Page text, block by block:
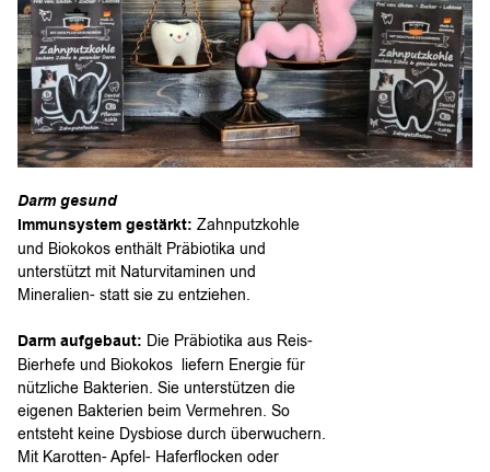
Darm gesund
Immunsystem gestärkt: Zahnputzkohle
und Biokokos enthält Präbiotika und
unterstützt mit Naturvitaminen und
Mineralien- statt sie zu entziehen.
Darm aufgebaut: Die Präbiotika aus Reis-
Bierhefe und Biokokos liefern Energie für
nützliche Bakterien. Sie unterstützen die
eigenen Bakterien beim Vermehren. So
entsteht keine Dysbiose durch überwuchern.
Mit Karotten- Apfel- Haferflocken oder